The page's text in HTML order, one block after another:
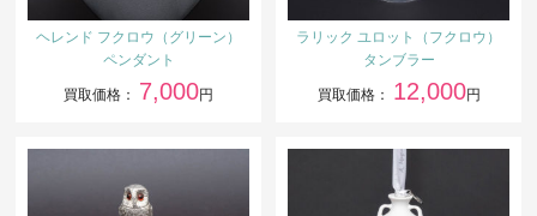
ヘレンド フクロウ（グリーン）
ペンダント
買取価格： 7,000円
ラリック ユロット（フクロウ）
タンブラー
買取価格： 12,000円